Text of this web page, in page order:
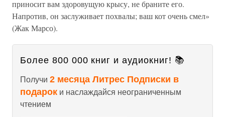
приносит вам здоровущую крысу, не браните его.
Напротив, он заслуживает похвалы; ваш кот очень смел»
(Жак Марсо).
Более 800 000 книг и аудиокниг! 📚
Получи 2 месяца Литрес Подписки в
подарок и наслаждайся неограниченным
чтением